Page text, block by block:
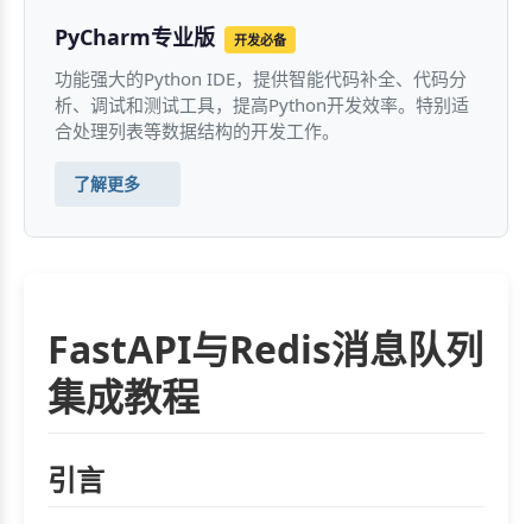
PyCharm专业版 开发必备
功能强大的Python IDE，提供智能代码补全、代码分
析、调试和测试工具，提高Python开发效率。特别适
合处理列表等数据结构的开发工作。
了解更多
FastAPI与Redis消息队列
集成教程
引言